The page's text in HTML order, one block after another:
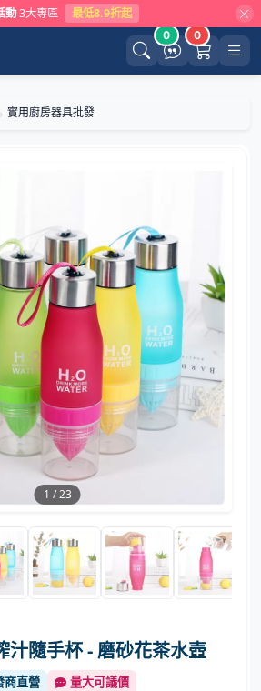
動 3大專區 最低8.9折起
0 0
實用廚房器具批發
1 /23
汁隨手杯 - 磨砂花茶水壺
商直營 量大可議價